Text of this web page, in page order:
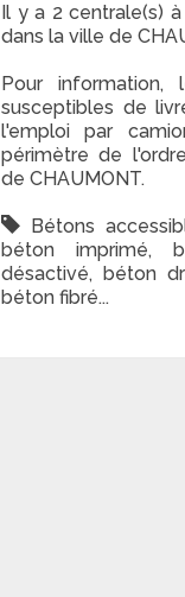
Il y a 2 centrale(s)
dans la ville de
Pour information,
susceptibles de
l'emploi par
périmètre de
de CHAUMONT.
Bétons
béton imprimé,
désactivé, béton
béton fibré...